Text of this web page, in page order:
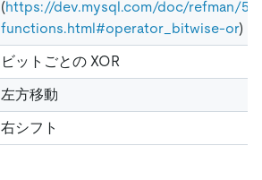
(https://dev.mysql.com/doc/refman/
functions.html#operator_bitwise-or)
ビットごとの XOR
左方移動
右シフト